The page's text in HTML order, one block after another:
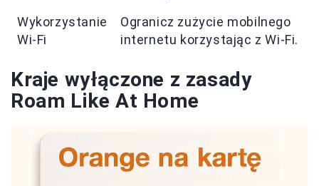
Wykorzystanie
Wi-Fi
Ogranicz zużycie mobilnego
internetu korzystając z Wi-Fi.
Kraje wyłączone z zasady
Roam Like At Home